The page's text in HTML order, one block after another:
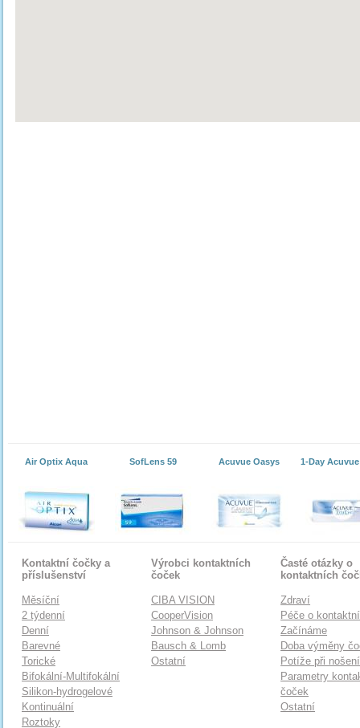
Air Optix Aqua SofLens 59 Acuvue Oasys 1-Day
Kontaktní čočky a
příslušenství
Měsíční
2 týdenní
Denní
Barevné
Torické
Bifokální-Multifokální
Silikon-hydrogelové
Kontinuální
Roztoky
Výrobci kontaktních
čoček
CIBA VISION
CooperVision
Johnson & Johnson
Bausch & Lomb
Ostatní
Časté otázky o
kontaktních
Zdraví
Péče o
Začínáme
Doba výměny
Potíže při
Parametry
čoček
Ostatní